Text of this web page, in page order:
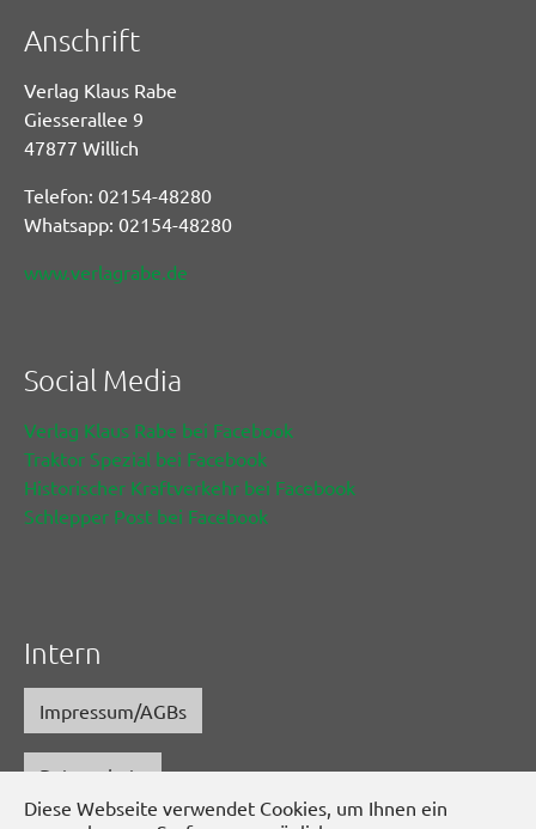
Diese Webseite verwendet Cookies, um Ihnen ein
Anschrift
Verlag Klaus Rabe
Giesserallee 9
47877 Willich
Telefon: 02154-48280
Whatsapp: 02154-48280
www.verlagrabe.de
Social Media
Verlag Klaus Rabe bei Facebook
Traktor Spezial bei Facebook
Historischer Kraftverkehr bei Facebook
Schlepper Post bei Facebook
Intern
Impressum/AGBs
Datenschutz